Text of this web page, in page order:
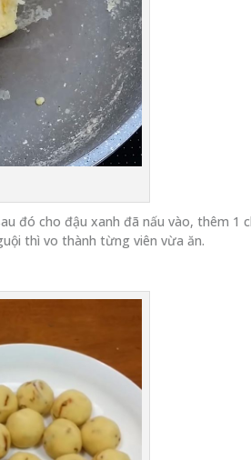
đó cho đậu xanh đã nấu vào, thêm 1
thì vo thành từng viên vừa ăn.